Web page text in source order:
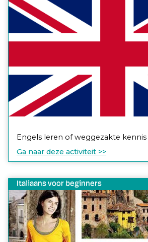
Engels leren of weggezakte kennis
Ga naar deze activiteit >>
Italiaans voor beginners